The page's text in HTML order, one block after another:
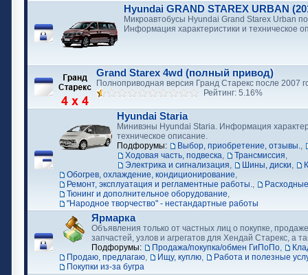
Hyundai GRAND STAREX URBAN
Микроавтобусы Hyundai Grand Starex Urban
Информация характеристики и техническое
Grand Starex 4wd (полный привод)
Полноприводная версия Гранд Старекс после 2007
Рейтинг: 5.16%
Hyundai Staria
Минивэны Hyundai Staria. Информация
техническое описание.
Подфорумы:
Выбор, приобретение, отзывы.,
Ходовая часть, подвеска, Трансмиссия,
Электрика и сигнализация, Шины, диски,
Обогрев, охлаждение, кондиционирование,
Ремонт, эксплуатация и регламентные работы.,
Тюнинг и дополнительное оборудование,
"Народное творчество" - нестандартные работы
Ярмарка
Объявления только от частных лиц о покупке,
запчастей, узлов и агрегатов для Хендай Старекс, а
Подфорумы:
Продажа/покупка/обмен ГиПоПо,
Продаю, предлагаю, Ищу, куплю,
Работа и полезные
Покупки из-за бугра